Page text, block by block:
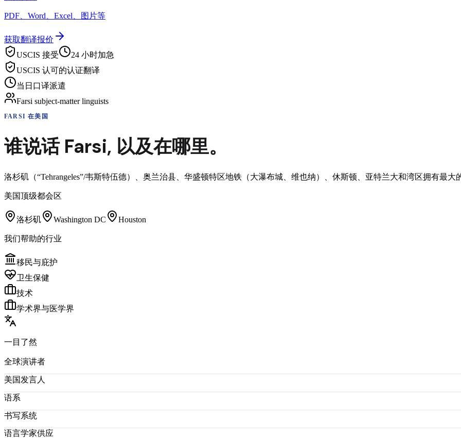
PDF、Word、Excel、图片等
获取翻译报价
USCIS 接受
24 小时加急
USCIS 认可的认证翻译
当日口译派遣
Farsi subject-matter linguists
FARSI 在美国
谁说话 Farsi, 以及在哪里。
洛杉矶（“Tehrangeles”/韦斯特伍德）、奥兰治县、华盛顿特区地铁（大瀑布城、维也纳）、休斯顿、亚特兰大和湾区拥有最大
美国顶级都会区
洛杉矶 Washington DC Houston
我们帮助的行业
移民与庇护
卫生保健
技术
学术界与医学界
一目了然
全球演讲者
美国发言人
语系
书写系统
语言学家供应